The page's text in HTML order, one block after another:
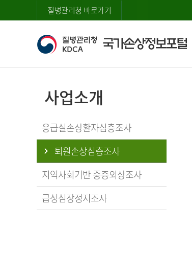
질병관리청 바로가기
사업소개
응급실손상환자심층조사
퇴원손상심층조사
지역사회기반 중증외상조사
급성심장정지조사